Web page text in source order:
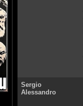
Sergio
Alessandro